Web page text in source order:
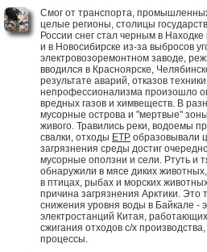
Смог от транспорта,
целые регионы, столицы
России снег стал черным в Находке
и в Новосибирске из-за выбросов
электровозоремонтном заводе,
вводился в Красноярске,
результате аварий, отказов
непрофессионализма произошло
вредных газов и химвеществ. В
мусорные острова и "мертвые"
живого. Травились реки, водоемы
свалки, отходы ЕТР образовывали
загрязнения среды достиг
мусорные оползни и сели. Ртуть и
обнаружили в мясе диких
в птицах, рыбах и морских
причина загрязнения Арктики. Это
снижения уровня воды в Байкале -
электростанций Китая,
сжигания отходов с/х
процессы.